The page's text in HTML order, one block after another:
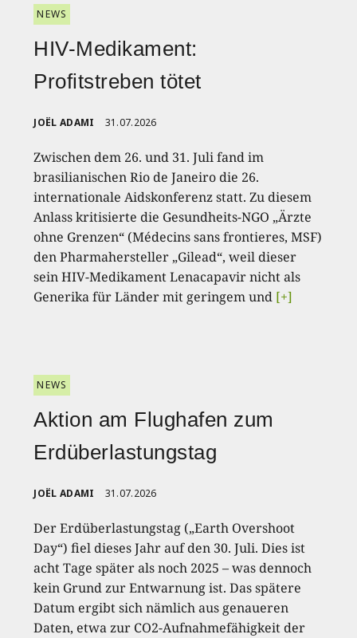
NEWS
HIV-Medikament:
Profitstreben tötet
JOËL ADAMI 31.07.2026
Zwischen dem 26. und 31. Juli fand im
brasilianischen Rio de Janeiro die 26.
internationale Aidskonferenz statt. Zu diesem
Anlass kritisierte die Gesundheits-NGO „Ärzte
ohne Grenzen“ (Médecins sans frontieres, MSF)
den Pharmahersteller „Gilead“, weil dieser
sein HIV-Medikament Lenacapavir nicht als
Generika für Länder mit geringem und [+]
NEWS
Aktion am Flughafen zum
Erdüberlastungstag
JOËL ADAMI 31.07.2026
Der Erdüberlastungstag („Earth Overshoot
Day“) fiel dieses Jahr auf den 30. Juli. Dies ist
acht Tage später als noch 2025 – was dennoch
kein Grund zur Entwarnung ist. Das spätere
Datum ergibt sich nämlich aus genaueren
Daten, etwa zur CO2-Aufnahmefähigkeit der